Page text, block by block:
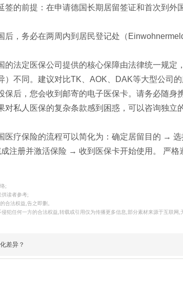
签的前提：在申请德国长期居留签证和首次到
后，务必在两周内到居民登记处（
的法定医保公司提供的核心保障由法律统一规
）不同。建议对比TK、AOK、DAK等大型公司的
保后，您会收到邮寄的电子医保卡。请务必随身
对私人医保的复杂条款感到困惑，可以咨询独
医疗保险的流程可以简化为：确定居留目的 →
注册并激活保险 → 收到医保卡开始使用。 严
;
读者参考;
合法权益,告之即删。
犯任何一方的合法权益,转载或引用仅为传播更多信息,部分素材来源于互联网
差异？